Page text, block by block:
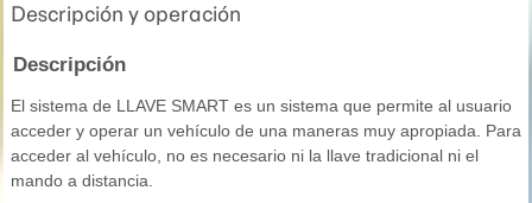
Descripción y operación
Descripción
El sistema de LLAVE SMART es un sistema que permite al usuario
acceder y operar un vehículo de una maneras muy apropiada. Para
acceder al vehículo, no es necesario ni la llave tradicional ni el
mando a distancia.